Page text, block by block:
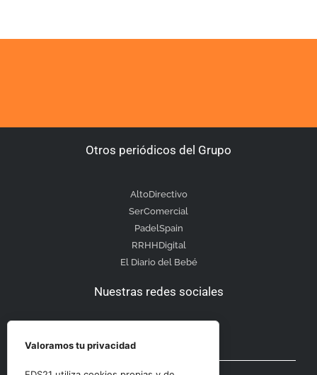
Otros periódicos del Grupo
AltoDirectivo
SerComercial
PadelSpain
RRHHDigital
El Diario del Bebé
Nuestras redes sociales
Valoramos tu privacidad